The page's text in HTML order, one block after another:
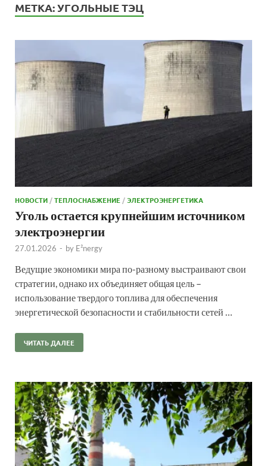
МЕТКА:УГОЛЬНЫЕ ТЭЦ
НОВОСТИ /ТЕПЛОСНАБЖЕНИЕ /ЭЛЕКТРОЭНЕРГЕТИКА
Уголь остается крупнейшим источником
электроэнергии
27.01.2026 - by E²nergy
Ведущие экономики мира по-разному выстраивают свои
стратегии, однако их объединяет общая цель –
использование твердого топлива для обеспечения
энергетической безопасности и стабильности сетей …
ЧИТАТЬ ДАЛЕЕ